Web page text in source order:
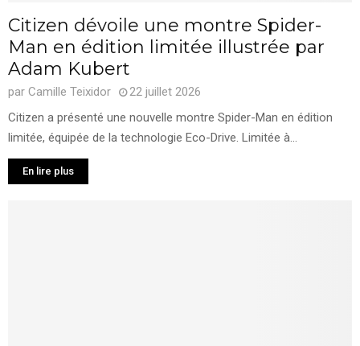
Citizen dévoile une montre Spider-
Man en édition limitée illustrée par
Adam Kubert
par Camille Teixidor
22 juillet 2026
Citizen a présenté une nouvelle montre Spider-Man en édition
limitée, équipée de la technologie Eco-Drive. Limitée à...
En lire plus